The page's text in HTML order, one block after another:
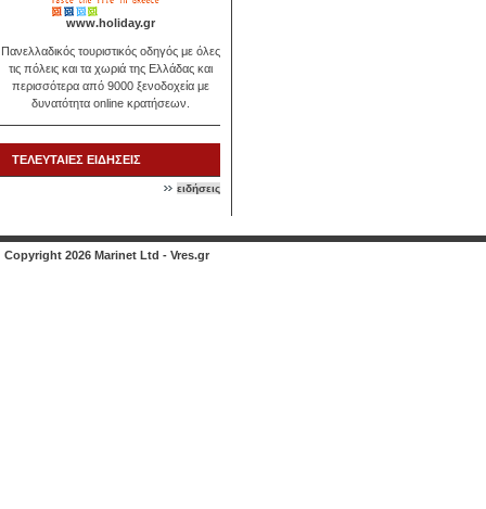
www.holiday.gr
Πανελλαδικός τουριστικός οδηγός με όλες
τις πόλεις και τα χωριά της Ελλάδας και
περισσότερα από 9000 ξενοδοχεία με
δυνατότητα online κρατήσεων.
ΤΕΛΕΥΤΑΙΕΣ ΕΙΔΗΣΕΙΣ
ειδήσεις
Copyright 2026 Marinet Ltd - Vres.gr